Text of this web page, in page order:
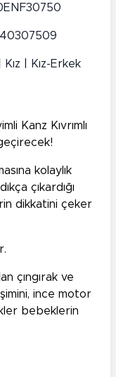
Kız | Kız-Erkek
Kanz Kıvrımlı
kolaylık
çıkardığı
dikkatini çeker
çıngırak ve
ince motor
bebeklerin